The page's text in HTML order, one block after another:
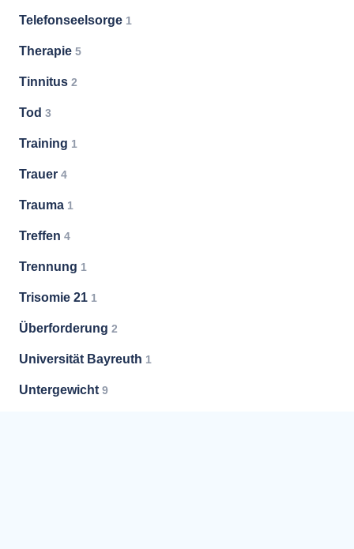
Telefonseelsorge 1
Therapie 5
Tinnitus 2
Tod 3
Training 1
Trauer 4
Trauma 1
Treffen 4
Trennung 1
Trisomie 21 1
Überforderung 2
Universität Bayreuth 1
Untergewicht 9